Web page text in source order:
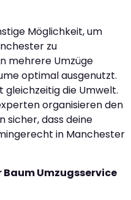
Möglichkeit, um
zu
mehrere Umzüge
optimal ausgenutzt.
gleichzeitig die Umwelt.
organisieren den
sicher, dass deine
in Manchester
Umzugsservice